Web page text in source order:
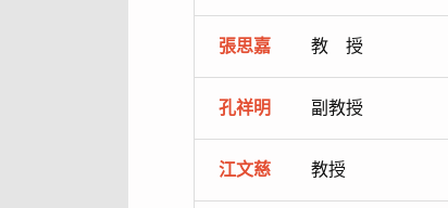
張思嘉 教 授
孔祥明 副教授
江文慈 教授